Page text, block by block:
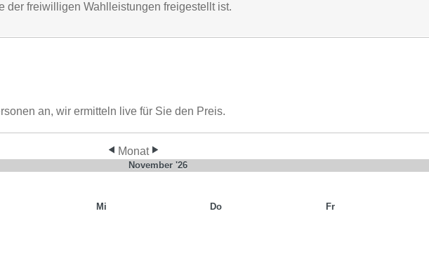
der freiwilligen Wahlleistungen freigestellt ist.
an, wir ermitteln live für Sie den Preis.
Monat
November '26
Mi Do Fr